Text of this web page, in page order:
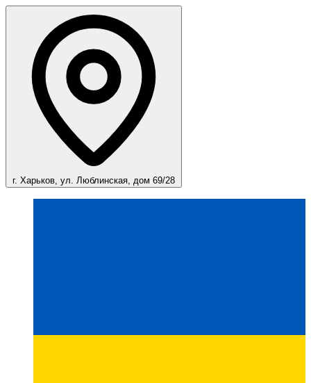
г. Харьков, ул. Люблинская, дом 69/28